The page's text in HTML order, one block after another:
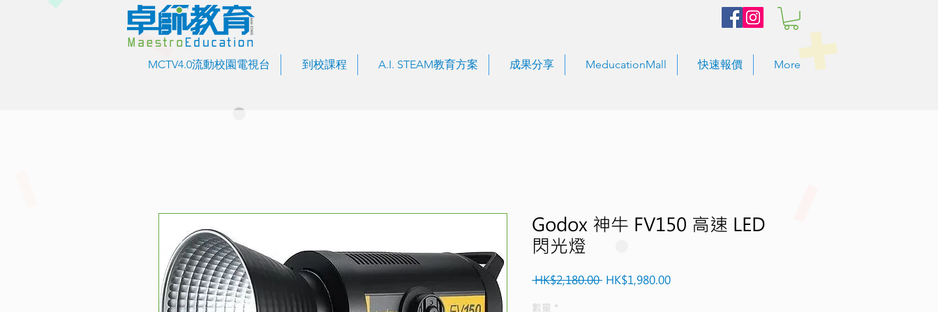
MCTV4.0流動校園電視台 到校課程 A.I. STEAM教育方案 成果分享 MeducationMall 快速報價 More
Godox 神牛 FV150 高速 LED
閃光燈
HK$2,180.00 一HK$1,980.00促
數量 *